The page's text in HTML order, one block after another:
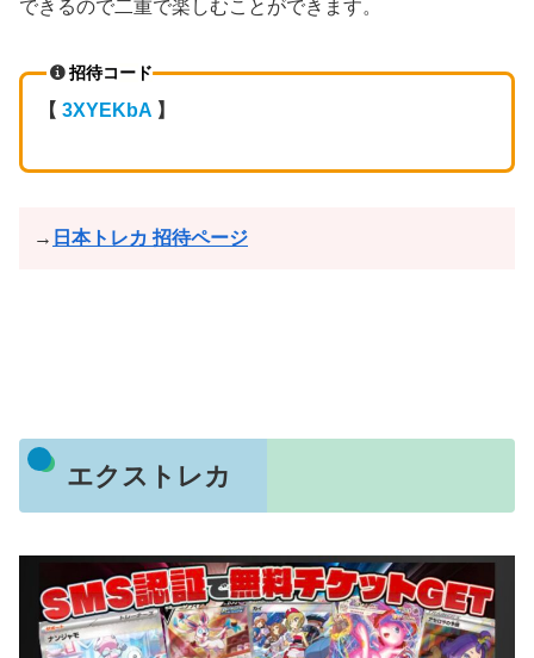
できるので二重で楽しむことができます。
招待コード
【 3XYEKbA】
→ 日本トレカ 招待ページ
エクストレカ